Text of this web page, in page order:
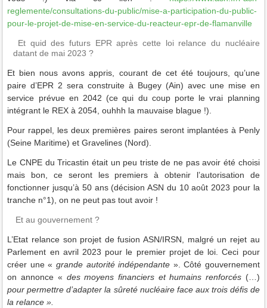
reglemente/consultations-du-public/mise-a-participation-du-public-
pour-le-projet-de-mise-en-service-du-reacteur-epr-de-flamanville
Et quid des futurs EPR après cette loi relance du nucléaire
datant de mai 2023 ?
Et bien nous avons appris, courant de cet été toujours, qu’une
paire d’EPR 2 sera construite à Bugey (Ain) avec une mise en
service prévue en 2042 (ce qui du coup porte le vrai planning
intégrant le REX à 2054, ouhhh la mauvaise blague !).
Pour rappel, les deux premières paires seront implantées à Penly
(Seine Maritime) et Gravelines (Nord).
Le CNPE du Tricastin était un peu triste de ne pas avoir été choisi
mais bon, ce seront les premiers à obtenir l’autorisation de
fonctionner jusqu’à 50 ans (décision ASN du 10 août 2023 pour la
tranche n°1), on ne peut pas tout avoir !
Et au gouvernement ?
L’Etat relance son projet de fusion ASN/IRSN, malgré un rejet au
Parlement en avril 2023 pour le premier projet de loi. Ceci pour
créer une « grande autorité indépendante ». Côté gouvernement
on annonce « des moyens financiers et humains renforcés (…)
pour permettre d’adapter la sûreté nucléaire face aux trois défis de
la relance ».